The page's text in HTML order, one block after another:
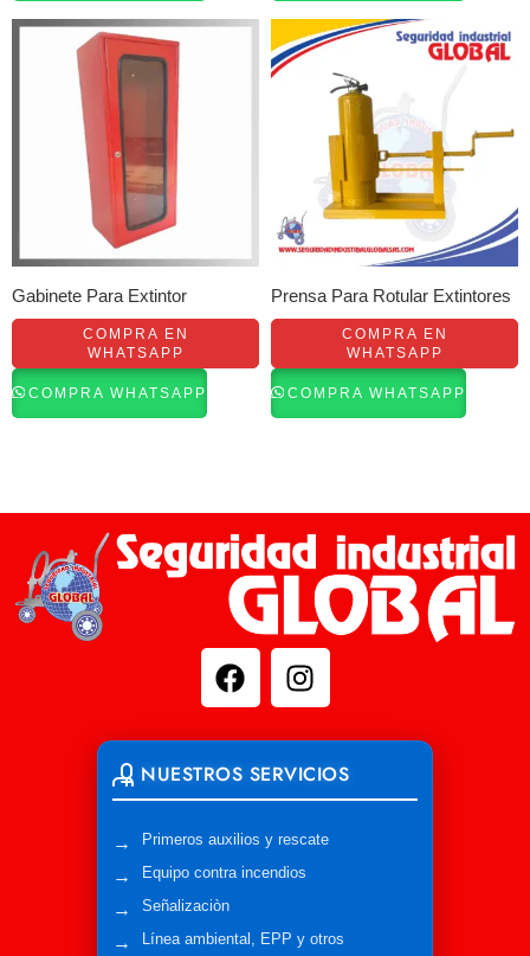
Gabinete Para Extintor
COMPRA EN
WHATSAPP
COMPRA WHATSAPP
Prensa Para Rotular Extintores
COMPRA EN
WHATSAPP
COMPRA WHATSAPP
NUESTROS SERVICIOS
Primeros auxilios y rescate
Equipo contra incendios
Señalizaciòn
Línea ambiental, EPP y otros